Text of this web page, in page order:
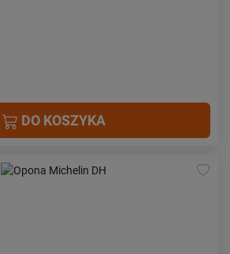
DO KOSZYKA